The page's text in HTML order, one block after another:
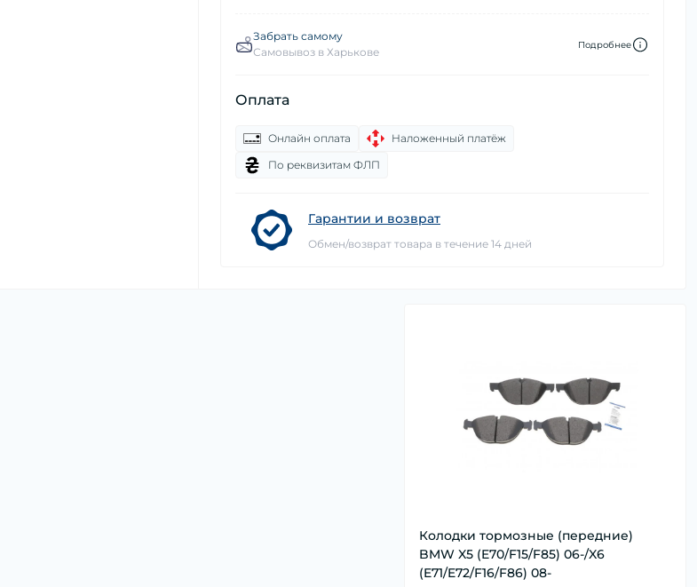
Забрать самому
Самовывоз в Харькове
Подробнее
Оплата
Онлайн оплата
Наложенный платёж
По реквизитам ФЛП
Гарантии и возврат
Обмен/возврат товара в течение 14 дней
Колодки тормозные (передние)
BMW X5 (E70/F15/F85) 06-/X6
(E71/E72/F16/F86) 08-